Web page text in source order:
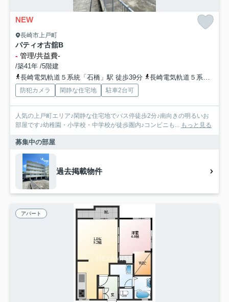
NEW
長崎市上戸町
パティオ古舘B
- 管理/共益費-
/築41年 /5階建
長崎電気軌道５系統「石橋」駅 徒歩39分
長崎電気軌道５系統「大浦天主堂」駅 徒歩40分
防犯カメラ 閑静な住宅地 駐車2台可
人気の上戸町エリア♪閑静な住宅地でバス停徒歩2分♪南向きの明るいお
部屋です♪幼稚園・小学校・中学校が徒歩圏内♪コンビニも... もっと見る
募集中の部屋
過去掲載物件
アパート